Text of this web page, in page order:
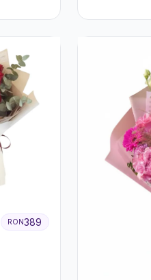
RON389